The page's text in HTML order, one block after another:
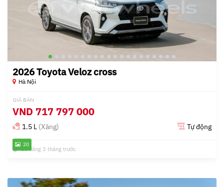
20
2026 Toyota Veloz cross
Hà Nội
GIÁ BÁN
VND 717 797 000
1.5 L (Xăng) Tự động
Đã đăng 3 tháng trước